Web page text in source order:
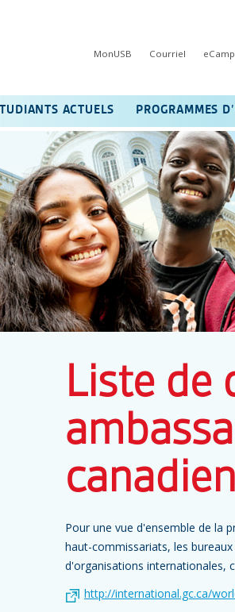
MonUSB Courriel
ACTUELS PROGRAMMES
Liste de
Pour une vue d'ensemble de la
haut-commissariats, les
d'organisations internationales,
http://international.gc.ca/